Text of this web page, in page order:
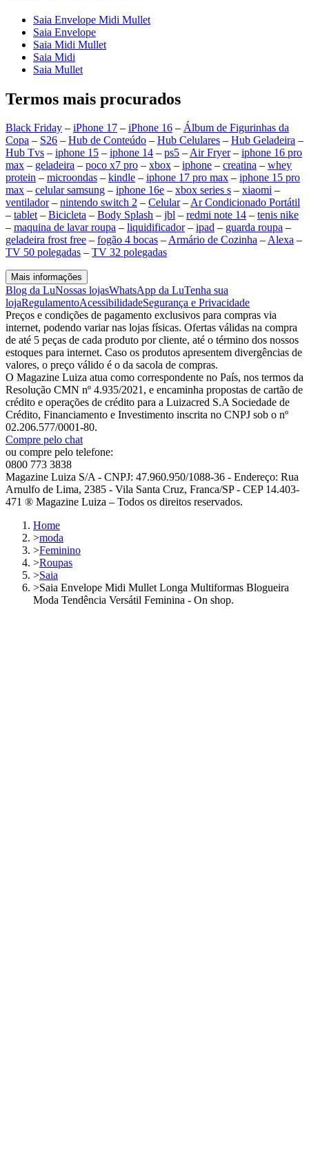
Saia Envelope Midi Mullet
Saia Envelope
Saia Midi Mullet
Saia Midi
Saia Mullet
Termos mais procurados
Black Friday – iPhone 17 – iPhone 16 – Álbum de Figurinhas da
Copa – S26 – Hub de Conteúdo – Hub Celulares – Hub Geladeira –
Hub Tvs – iphone 15 – iphone 14 – ps5 –Air Fryer– iphone 16 pro
max – geladeira – poco x7 pro – xbox – iphone – creatina – whey
protein – microondas – kindle – iphone 17 pro max – iphone 15 pro
max – celular samsung – iphone 16e – xbox series s – xiaomi –
ventilador– nintendo switch 2 – Celular–Ar Condicionado Portátil
– tablet– Bicicleta – Body Splash – jbl – redmi note 14 – tenis nike
– maquina de lavar roupa – liquidificador– ipad – guarda roupa –
geladeira frost free – fogão 4 bocas –Armário de Cozinha –Alexa –
TV 50 polegadas – TV 32 polegadas
Mais informações
Blog da LuNossas lojasWhatsApp da LuTenha sua
lojaRegulamentoAcessibilidadeSegurança e Privacidade
Preços e condições de pagamento exclusivos para compras via
internet, podendo variar nas lojas físicas. Ofertas válidas na compra
de até 5 peças de cada produto por cliente, até o término dos nossos
estoques para internet. Caso os produtos apresentem divergências de
valores, o preço válido é o da sacola de compras.
O Magazine Luiza atua como correspondente no País, nos termos da
Resolução CMN nº 4.935/2021, e encaminha propostas de cartão de
crédito e operações de crédito para a Luizacred S.A Sociedade de
Crédito, Financiamento e Investimento inscrita no CNPJ sob o nº
02.206.577/0001-80.
Compre pelo chat
ou compre pelo telefone:
0800 773 3838
Magazine Luiza S/A - CNPJ: 47.960.950/1088-36 - Endereço: Rua
Arnulfo de Lima, 2385 - Vila Santa Cruz, Franca/SP - CEP 14.403-
471 ® Magazine Luiza – Todos os direitos reservados.
Home
>moda
>Feminino
>Roupas
>Saia
>Saia Envelope Midi Mullet Longa Multiformas Blogueira
Moda Tendência Versátil Feminina - On shop.